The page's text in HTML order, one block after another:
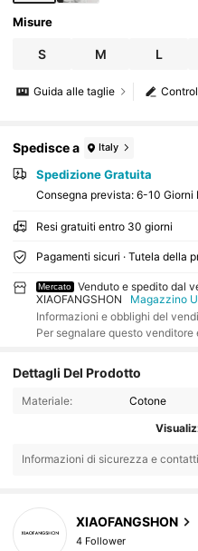
Misure
S M L
Guida alle taglie
Spedisce a Italy
Spedizione Gratuita
Consegna prevista: 6-10 Giorni
Resi gratuiti entro 30 giorni
Pagamenti sicuri · Tutela della
Mercato
Venduto e spedito dal
XIAOFANGSHON
Magazzino
Informazioni e obblighi del
Per segnalare questo venditore
Dettagli Del Prodotto
Materiale: Cotone
Informazioni di sicurezza e contatti
XIAOFANGSHON
4 Follower